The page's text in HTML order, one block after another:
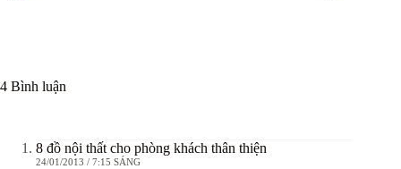
4 Bình luận
8 đồ nội thất cho phòng khách thân thiện
24/01/2013 / 7:15 SÁNG